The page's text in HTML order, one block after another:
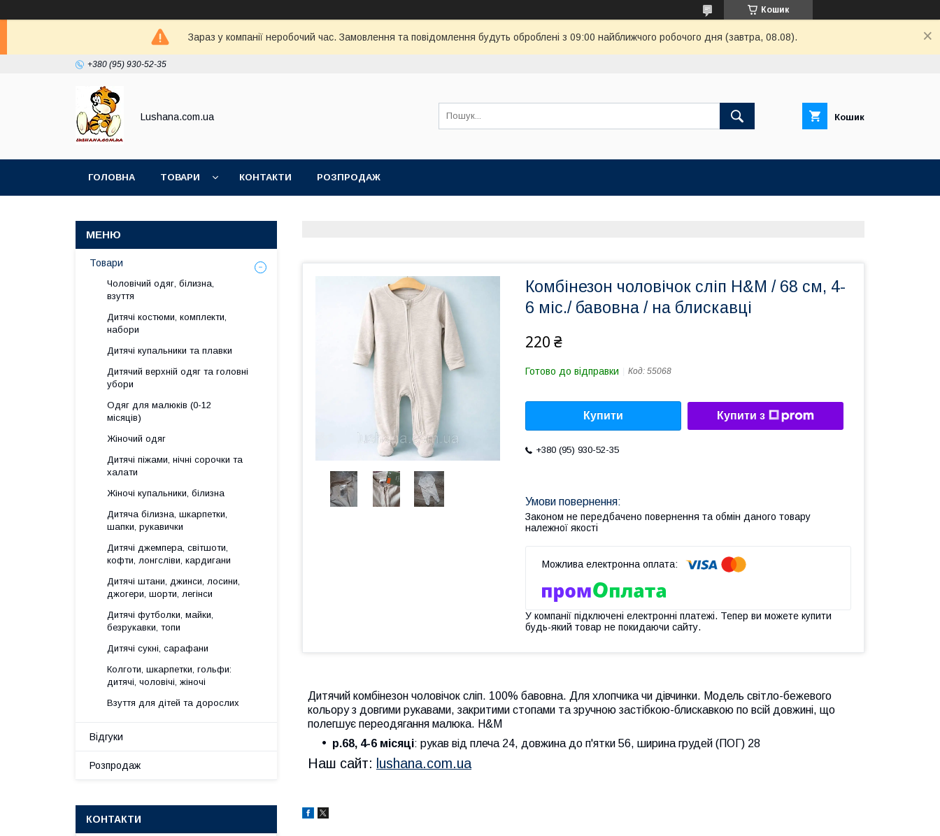
Кошик
Зараз у компанії неробочий час. Замовлення та повідомлення будуть оброблені з 09:00 найближчого робочого дня (завтра, 08.08).
+380 (95) 930-52-35
Lushana.com.ua Кошик
ГОЛОВНА ТОВАРИ КОНТАКТИ РОЗПРОДАЖ
Комбінезон чоловічок сліп H&M​​​​​​​ / 68 см, 4-
6 міс./ бавовна / на блискавці
220 ₴
Готово до відправки Код: 55068
Купити Купити з
+380 (95) 930-52-35
Законом не передбачено повернення та обмін даного товару
належної якості
У компанії підключені електронні платежі. Тепер ви можете купити
будь-який товар не покидаючи сайту.
Дитячий комбінезон чоловічок сліп. 100% бавовна. Для хлопчика чи дівчинки. Модель світло-бежевого
кольору з довгими рукавами, закритими стопами та зручною застібкою-блискавкою по всій довжині, що
полегшує переодягання малюка. H&M
р.68, 4-6 місяці: рукав від плеча 24, довжина до п'ятки 56, ширина грудей (ПОГ) 28
Наш сайт: lushana.com.ua
Товари
Чоловічий одяг, білизна,
взуття
Дитячі костюми, комплекти,
набори
Дитячі купальники та плавки
Дитячий верхній одяг та головні
убори
Одяг для малюків (0-12
місяців)
Жіночий одяг
Дитячі піжами, нічні сорочки та
халати
Жіночі купальники, білизна
Дитяча білизна, шкарпетки,
шапки, рукавички
Дитячі джемпера, світшоти,
кофти, лонгсліви, кардигани
Дитячі штани, джинси, лосини,
джогери, шорти, легінси
Дитячі футболки, майки,
безрукавки, топи
Дитячі сукні, сарафани
Колготи, шкарпетки, гольфи:
дитячі, чоловічі, жіночі
Взуття для дітей та дорослих
Відгуки
Розпродаж
КОНТАКТИ